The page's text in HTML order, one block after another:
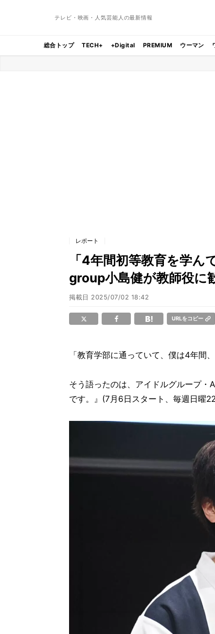
テレビ・映画・人気芸能人の最新情報
総合トップ TECH+ +Digital PREMIUM ウーマン
レポート
「4年間初等教育を学
group小島健が教師役に
掲載日 2025/07/02 18:42
URLをコピー
「教育学部に通っていて、僕は4年間
そう語ったのは、アイドルグループ
です。』(7月6日スタート、毎週日曜